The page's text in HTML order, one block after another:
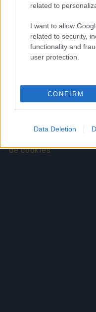
related to
I want to allow
related to security,
functionality and
user protection.
CONFIRM
Data Deletion
Ir a la
© Bigpoint · Todos
CGC·Declaración de
·
de cookies